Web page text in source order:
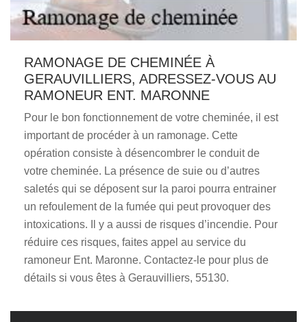
RAMONAGE DE CHEMINÉE À
GERAUVILLIERS, ADRESSEZ-VOUS AU
RAMONEUR ENT. MARONNE
Pour le bon fonctionnement de votre cheminée, il est
important de procéder à un ramonage. Cette
opération consiste à désencombrer le conduit de
votre cheminée. La présence de suie ou d’autres
saletés qui se déposent sur la paroi pourra entrainer
un refoulement de la fumée qui peut provoquer des
intoxications. Il y a aussi de risques d’incendie. Pour
réduire ces risques, faites appel au service du
ramoneur Ent. Maronne. Contactez-le pour plus de
détails si vous êtes à Gerauvilliers, 55130.